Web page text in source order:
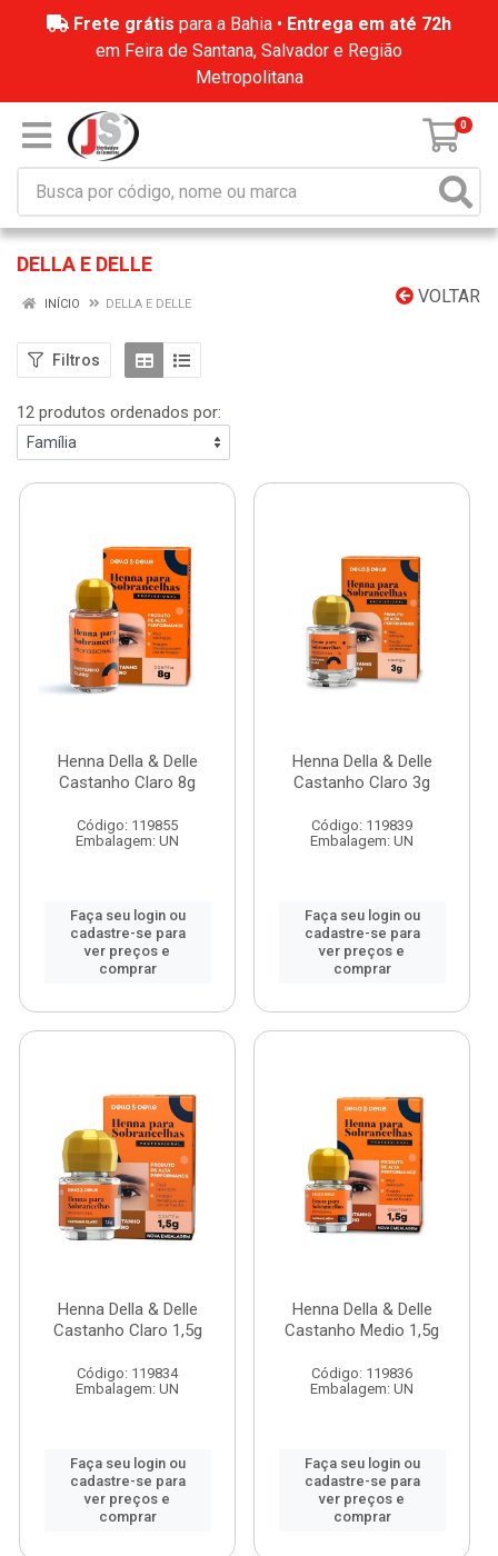
Frete grátis para a Bahia • Entrega em até 72h
em Feira de Santana, Salvador e Região
Metropolitana
0
DELLA E DELLE
VOLTAR
INÍCIO DELLA E DELLE
Filtros
12 produtos ordenados por:
Henna Della & Delle
Castanho Claro 8g
Código: 119855
Embalagem: UN
Faça seu login ou
cadastre-se para
ver preços e
comprar
Henna Della & Delle
Castanho Claro 3g
Código: 119839
Embalagem: UN
Faça seu login ou
cadastre-se para
ver preços e
comprar
Henna Della & Delle
Castanho Claro 1,5g
Código: 119834
Embalagem: UN
Faça seu login ou
cadastre-se para
ver preços e
comprar
Henna Della & Delle
Castanho Medio 1,5g
Código: 119836
Embalagem: UN
Faça seu login ou
cadastre-se para
ver preços e
comprar